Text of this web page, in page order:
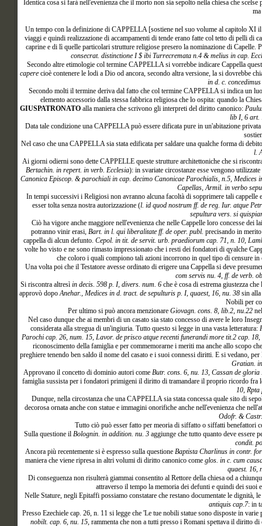
Identica cosa si farà nell'evenienza che il morto non sia sepolto nella chiesa che scelse
Un tempo con la definizione di CAPPELLA [sostiene nel suo volume al capitolo XI
viaggi e quindi realizzazione di accampamenti di tende erano fatte col tetto di pelli di
caprine e di lì quelle particolari strutture religiose presero la nominazione di
consecrat. distinctione I $ ibi Turrecremata n.4 & melius in cap.
Secondo altre etimologie col termine CAPPELLA si vorrebbe indicare Cappella
caperecioè contenere le lodi a Dio od ancora, secondo altra versione, la si dovrebbe
in d. c. concedimus
Secondo molti il termine deriva dal fatto che col termine CAPPELLA si indica un
elemento accessorio dalla stessa fabbrica religiosa che lo ospita: quando la
GIUSPATRONATOalla maniera che scrivono gli interpreti del diritto canonico:
lib I, 6 art.
Data tale condizione una CAPPELLA può essere dificata pure in un'abitazione
Nel caso che una CAPPELLA sia stata edificata per saldare una qualche forma di
l.
Ai giorni odierni sono dette CAPPELLE queste strutture architettoniche che si
Bertachin. in repert. in verb. Ecclesia): in svariate circostanze esse vengono
Canonica Episcop. & parochiali in cap. decimo Canonicae Parochialis, n.5,
Capellas, Armil. in verbo
In tempi successivi i Religiosi non avranno alcuna facoltà di sopprimere tali
esser tolta senza nostra autorizzazione (l. id quod nostrum ff. de reg. Iur. atque
sepultura vers. si
Ciò ha vigore anche maggiore nell'evenienza che nelle Cappelle loro concesse
potranno vinir erasi, Bart. in l. qui liberalitate ff. de oper. publ. precisando in
cappella di alcun defunto. Cepol. in tit. de servit. urb. praediorum cap. 71, n. 10,
volte ho visto e ne sono rimasto impressionato che i resti dei fondatori di qyalche
che coloro i quali compiono tali azioni incorrono in quel tipo di censure
Una volta poi che il Testatore avesse ordinato di erigere una Cappella si deve
com servis nu. 4, ff. de verb.
Si riscontra altresì in decis. 598 p. I, divers. num. 6che è cosa di estrema giustezza
approvò dopoAnehar., Medices in d. tract. de sepulturis p. I, quaest, 16, nu. 38 sin
Nobili per
Per ultimo si può ancora menzionare Giovagn. cons. 8, lib.2, nu.22nel
Nel caso dunque che ai membri di un casato sia stato concesso di avere le loro
considerata alla stregua di un'ingiuria. Tutto questo si legge in una vasta letteratura:
Parochi cap. 26, num. 15, Lavor. de prisco atque recenti funerandi more tit.2 cap. 18,
riconoscimento della famiglia e per commemorarne i meriti ma anche allo scopo
preghiere tenendo ben saldo il nome del casato e i suoi connessi diritti. E si vedano,
Gratian.
Approvano il concetto di dominio autori come Butr. cons. 6, nu. 13, Cassan de
famiglia sussista per i fondatori primigeni il diritto di tramandare il proprio ricordo fra
10, Rpta
Dunque, nella circostanza che una CAPPELLA sia stata concessa quale sito di
decorosa ornata anche con statue e immagini onorifiche anche nell'evenienza che
Odofr. &
Tutto ciò può esser fatto per meoria di siffatto o siffatti benefattori
Sulla questione il Bolognin. in addition. nu. 3 aggiunge che tutto quanto deve essere
condit.
Ancora più recentemente si è espresso sulla questione Baptista Charlinus in contr.
maniera che viene ripresa in altri volumi di diritto canonico come glos. in c. cum
quaest. 16,
Di conseguenza non risulterà giammai consentito al Rettore della chiesa od a
attraverso il tempo la memoria dei defunti e quindi dei suoi
Nelle Stature, negli Epitaffi possiamo constatare che restano documentate le
antiquis cap.7: in
Presso Ezechiele cap. 26, n. 11 si legge che 'Le tue nobili statue sono disposte in
nobilt. cap. 6, nu. 15, rammenta che non a tutti presso i Romani spettava il diritto